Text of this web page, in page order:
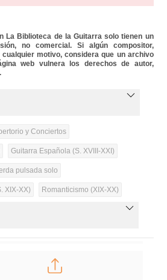
La Biblioteca de la Guitarra solo tienen un
no comercial. Si algún compositor,
motivo, considera que un archivo
web vulnera los derechos de autor,
y Conciertos
Guitarra Española (S. XVIII-XXI)
pulsada solo
XIX-XX) Romanticismo (XIX-XX)